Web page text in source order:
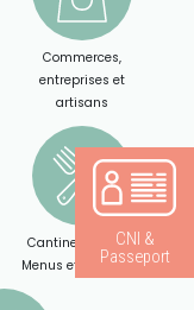
Commerces,
entreprises et
artisans
Cantine scolaire :
Menus et Paiement
CNI &
Passeport